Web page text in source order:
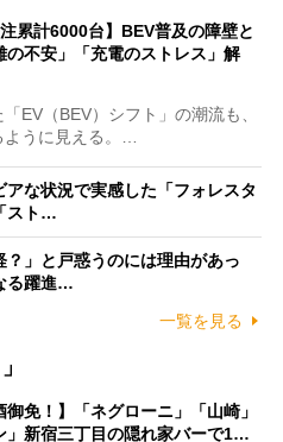
注累計6000台】BEV普及の障壁と
の不安」「充電のストレス」解
EV（BEV）シフト」の潮流も、
うに見える。…
アな状況で実感した「フォレスタ
スト…
」と戸惑うのには理由があっ
る躍進…
一覧を見る
御免！】「ネグローニ」「山崎」
」新宿三丁目の隠れ家バーで1…